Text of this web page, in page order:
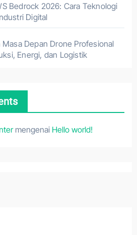
Bedrock 2026: Cara Teknologi
Digital
Depan Drone Profesional
Energi, dan Logistik
mengenai Hello world!